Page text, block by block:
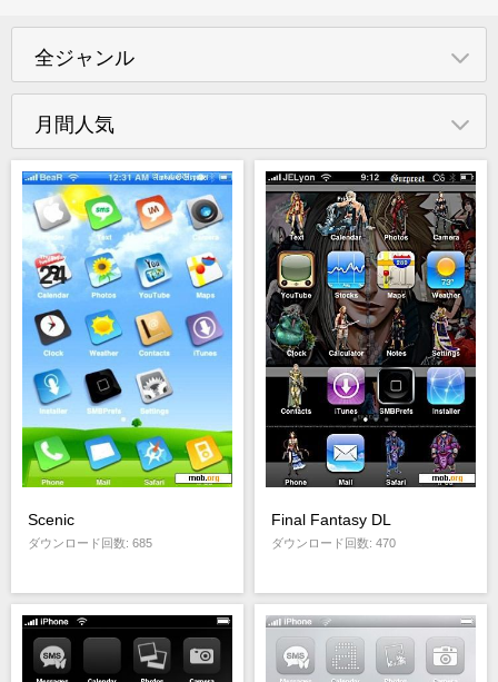
全ジャンル
月間人気
Scenic
ダウンロード回数: 685
Final Fantasy DL
ダウンロード回数: 470